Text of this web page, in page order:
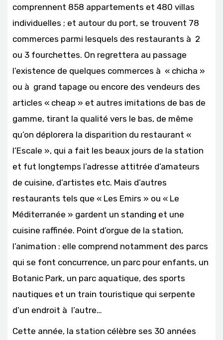
comprennent 858 appartements et 480 villas
individuelles ; et autour du port, se trouvent 78
commerces parmi lesquels des restaurants à 2
ou 3 fourchettes. On regrettera au passage
l’existence de quelques commerces à « chicha »
ou à grand tapage ou encore des vendeurs des
articles « cheap » et autres imitations de bas de
gamme, tirant la qualité vers le bas, de même
qu’on déplorera la disparition du restaurant «
l’Escale », qui a fait les beaux jours de la station
et fut longtemps l’adresse attitrée d’amateurs
de cuisine, d’artistes etc. Mais d’autres
restaurants tels que « Les Emirs » ou « Le
Méditerranée » gardent un standing et une
cuisine raffinée. Point d’orgue de la station,
l’animation : elle comprend notamment des parcs
qui se font concurrence, un parc pour enfants, un
Botanic Park, un parc aquatique, des sports
nautiques et un train touristique qui serpente
d’un endroit à l’autre…
Cette année, la station célèbre ses 30 années